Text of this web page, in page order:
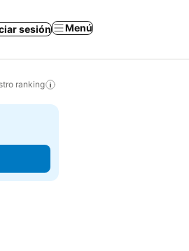
sesión Menú
ranking